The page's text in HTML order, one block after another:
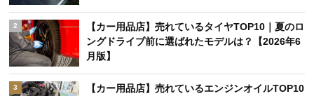
2
【カー用品店】売れているタイヤTOP10｜夏のロ
ングドライブ前に選ばれたモデルは？【2026年6
月版】
3
【カー用品店】売れているエンジンオイルTOP10